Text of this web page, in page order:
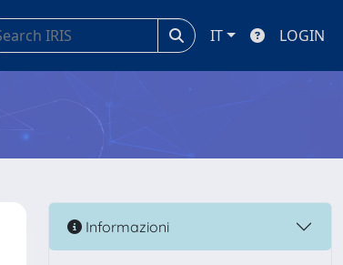
IT LOGIN
Informazioni